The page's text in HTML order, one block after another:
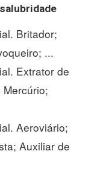
Britador;
...
Extrator de
Aeroviário;
Auxiliar de